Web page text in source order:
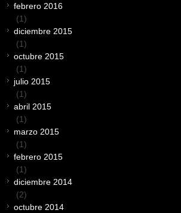
febrero 2016
(1)
diciembre 2015
(1)
octubre 2015
(1)
julio 2015
(1)
abril 2015
(1)
marzo 2015
(1)
febrero 2015
(1)
diciembre 2014
(2)
octubre 2014